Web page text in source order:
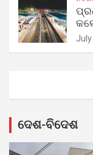
ଦେଶ-ବିଦେଶ